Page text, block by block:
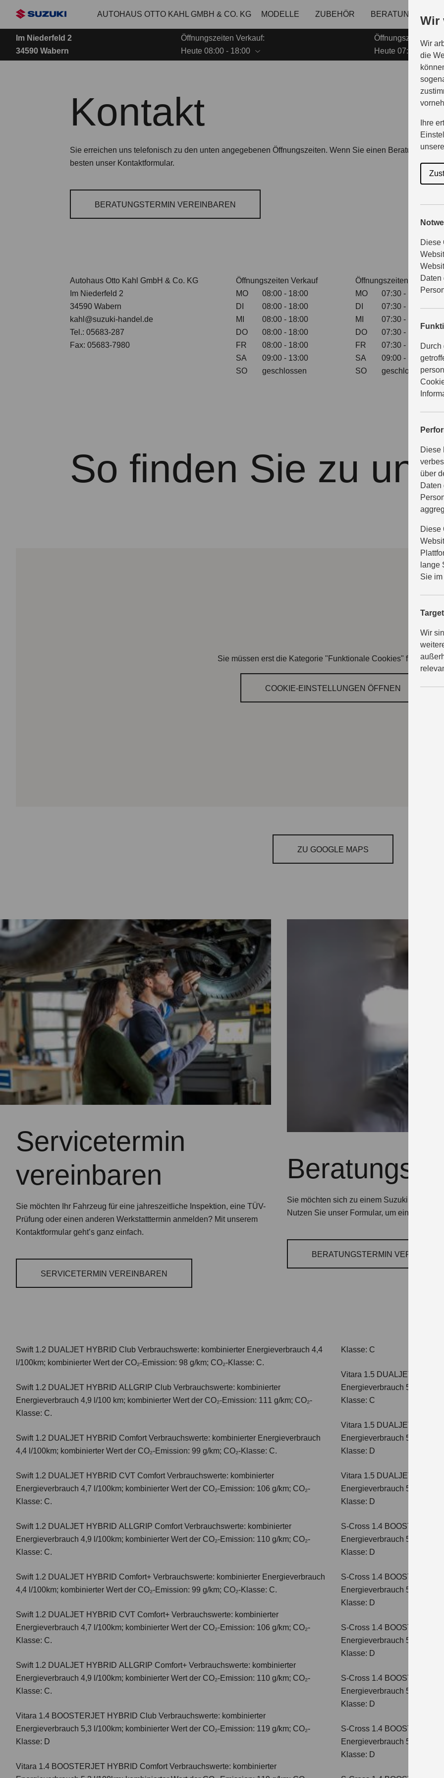
Wir
Wir
die
Ihre
Diese
Daten
Durch
Diese
über
Daten
Diese
lange
Sie
Wir
Hauptinhalt
AUTOHAUS OTTO KAHL GMBH & CO. KG MODELLE ZUBEHÖR BERATUNG & KAUF
Im Niederfeld 2
34590 Wabern
Öffnungszeiten Verkauf:
Heute 08:00 - 18:00
Öffnungszeiten
Heute 07:30 - 17:00
Kontakt
Sie erreichen uns telefonisch zu den unten angegebenen Öffnungszeiten. Wenn Sie einen
besten unser Kontaktformular.
BERATUNGSTERMIN VEREINBAREN
Autohaus Otto Kahl GmbH & Co. KG
Im Niederfeld 2
34590 Wabern
kahl@suzuki-handel.de
Tel.: 05683-287
Fax: 05683-7980
Öffnungszeiten Verkauf
MO
08:00 - 18:00
DI
08:00 - 18:00
MI
08:00 - 18:00
DO
08:00 - 18:00
FR
08:00 - 18:00
SA
09:00 - 13:00
SO
geschlossen
Öffnungszeiten Service
MO
07:30 - 17:00
DI
07:30 - 17:00
MI
07:30 - 17:00
DO
07:30 - 17:00
FR
07:30 - 17:00
SA
09:00 - 12:00
SO
geschlossen
So finden Sie zu uns
Sie müssen erst die Kategorie "Funktionale Cookies"
COOKIE‑EINSTELLUNGEN ÖFFNEN
ZU GOOGLE MAPS
Servicetermin
vereinbaren
Sie möchten Ihr Fahrzeug für eine jahreszeitliche Inspektion, eine TÜV-
Prüfung oder einen anderen Werkstatttermin anmelden? Mit unserem
Kontaktformular geht’s ganz einfach.
SERVICETERMIN VEREINBAREN
Sie möchten sich zu einem Suzuki Modell
Nutzen Sie unser Formular, um einen Termin
BERATUNGSTERMIN
Swift 1.2 DUALJET HYBRID Club Verbrauchswerte: kombinierter Energieverbrauch 4,4
l/100km; kombinierter Wert der CO₂-Emission: 98 g/km; CO₂-Klasse: C.
Swift 1.2 DUALJET HYBRID ALLGRIP Club Verbrauchswerte: kombinierter
Energieverbrauch 4,9 l/100 km; kombinierter Wert der CO₂-Emission: 111 g/km; CO₂-
Klasse: C.
Swift 1.2 DUALJET HYBRID ComfortVerbrauchswerte: kombinierter Energieverbrauch
4,4 l/100km; kombinierter Wert der CO₂-Emission: 99 g/km; CO₂-Klasse: C.
Swift 1.2 DUALJET HYBRID CVT ComfortVerbrauchswerte: kombinierter
Energieverbrauch 4,7 l/100km; kombinierter Wert der CO₂-Emission: 106 g/km; CO₂-
Klasse: C.
Swift 1.2 DUALJET HYBRID ALLGRIP ComfortVerbrauchswerte: kombinierter
Energieverbrauch 4,9 l/100km; kombinierter Wert der CO₂-Emission: 110 g/km; CO₂-
Klasse: C.
Swift 1.2 DUALJET HYBRID Comfort+ Verbrauchswerte: kombinierter Energieverbrauch
4,4 l/100km; kombinierter Wert der CO₂-Emission: 99 g/km; CO₂-Klasse: C.
Swift 1.2 DUALJET HYBRID CVT Comfort+ Verbrauchswerte: kombinierter
Energieverbrauch 4,7 l/100km; kombinierter Wert der CO₂-Emission: 106 g/km; CO₂-
Klasse: C.
Swift 1.2 DUALJET HYBRID ALLGRIP Comfort+ Verbrauchswerte: kombinierter
Energieverbrauch 4,9 l/100km; kombinierter Wert der CO₂-Emission: 110 g/km; CO₂-
Klasse: C.
Vitara 1.4 BOOSTERJET HYBRID Club Verbrauchswerte: kombinierter
Energieverbrauch 5,3 l/100km; kombinierter Wert der CO₂-Emission: 119 g/km; CO₂-
Klasse: D
Vitara 1.4 BOOSTERJET HYBRID ComfortVerbrauchswerte: kombinierter
Klasse: C
Vitara 1.5 DUALJET
Energieverbrauch 5,0 l/
Klasse: C
Vitara 1.5 DUALJET
Energieverbrauch 5,6 l/
Klasse: D
Vitara 1.5 DUALJET
Energieverbrauch 5,6 l/
Klasse: D
S-Cross 1.4 BOOSTERJET
Energieverbrauch 5,4 l/100
Klasse: D
S-Cross 1.4 BOOSTERJET
Energieverbrauch 5,4 l/100
Klasse: D
S-Cross 1.4 BOOSTERJET
Energieverbrauch 5,8 l/100
Klasse: D
S-Cross 1.4 BOOSTERJET
Energieverbrauch 5,6 l/100
Klasse: D
S-Cross 1.4 BOOSTERJET
Energieverbrauch 5,7 l/100
Klasse: D